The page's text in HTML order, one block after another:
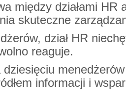
między działami HR
skuteczne
dział HR
reaguje.
informacji i